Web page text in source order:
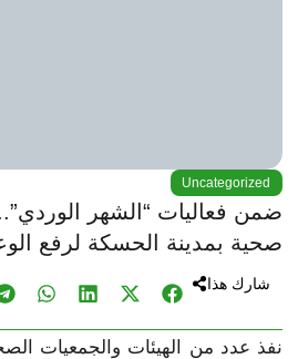
Uncategorized
ضمن فعاليات “الشهر
صحية بمدينة الحسكة لرفع
شارك هذا
نفذ عدد من الهيئات والجمعيات